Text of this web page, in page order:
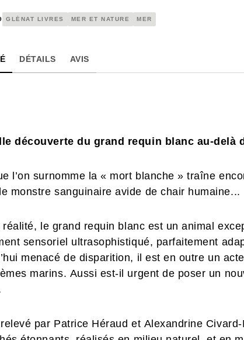
GLÉNAT LIVRES MER ET NATURE MER
DÉTAILS AVIS
découverte du grand requin blanc au-delà
l’on surnomme la « mort blanche » traîne
monstre sanguinaire avide de chair humaine...
réalité, le grand requin blanc est un animal
sensoriel ultrasophistiqué, parfaitement
menacé de disparition, il est en outre un
marins. Aussi est-il urgent de poser un
par Patrice Héraud et Alexandrine